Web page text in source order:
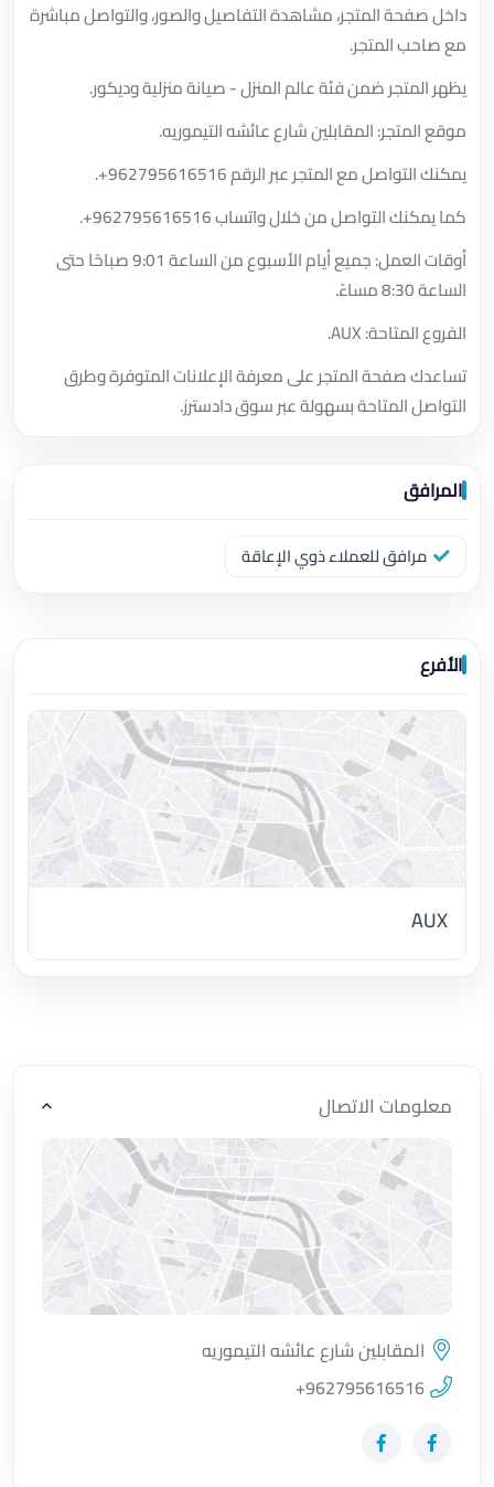
داخل صفحة المتجر، مشاهدة التفاصيل والصور، والتواصل مباشرة
مع صاحب المتجر.
يظهر المتجر ضمن فئة عالم المنزل - صيانة منزلية وديكور.
موقع المتجر: المقابلين شارع عائشه التيموريه.
يمكنك التواصل مع المتجر عبر الرقم+962795616516
.
كما يمكنك التواصل من خلال واتساب+962795616516
.
أوقات العمل: جميع أيام الأسبوع من الساعة 9:01 صباحًا حتى
الساعة 8:30 مساءً.
الفروع المتاحة: AUX.
تساعدك صفحة المتجر على معرفة الإعلانات المتوفرة وطرق
التواصل المتاحة بسهولة عبر سوق دادسترز.
المرافق
مرافق للعملاء ذوي الإعاقة
الأفرع
AUX
معلومات الاتصال
اضغط لتحميل الموقع
المقابلين شارع عائشه التيموريه
+962795616516
زيارة حساب المتجر على Facebook-f
زيارة حساب المتجر على Facebook-f